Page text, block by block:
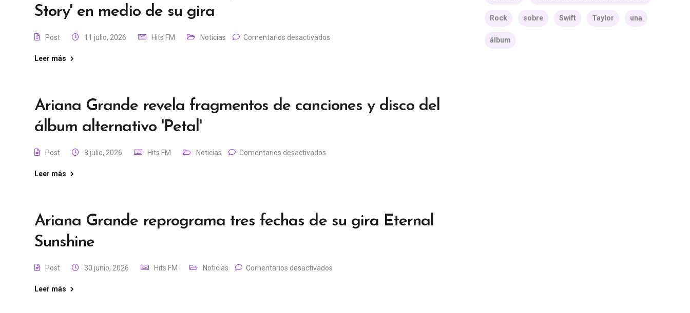
Story' en medio de su gira
Post 11 julio, 2026 Hits FM Noticias Comentarios desactivados
Leer más
Ariana Grande revela fragmentos de canciones y disco del
álbum alternativo 'Petal'
Post 8 julio, 2026 Hits FM Noticias Comentarios desactivados
Leer más
Ariana Grande reprograma tres fechas de su gira Eternal
Sunshine
Post 30 junio, 2026 Hits FM Noticias Comentarios desactivados
Leer más
Rock sobre Swift Taylor una
álbum